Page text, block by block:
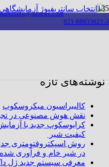
021-88833621-3
سانتریفیوژ
نوشته‌های تازه
کالیبراسیون میکروسکوپ
نقش هوش مصنوعی در
کرایوسکوپ جدید با
کیفیت شیر ​
روش اسپکتروفتومتری
در شیر خام و فرآوری شده
معرفی سیستم جدید ژل